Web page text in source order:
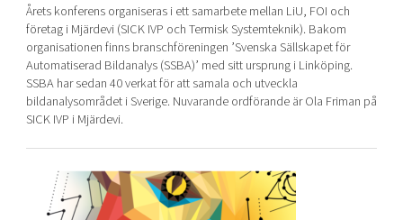
Årets konferens organiseras i ett samarbete mellan LiU, FOI och
företag i Mjärdevi (SICK IVP och Termisk Systemteknik). Bakom
organisationen finns branschföreningen ’Svenska Sällskapet för
Automatiserad Bildanalys (SSBA)’ med sitt ursprung i Linköping.
SSBA har sedan 40 verkat för att samala och utveckla
bildanalysområdet i Sverige. Nuvarande ordförande är Ola Friman på
SICK IVP i Mjärdevi.